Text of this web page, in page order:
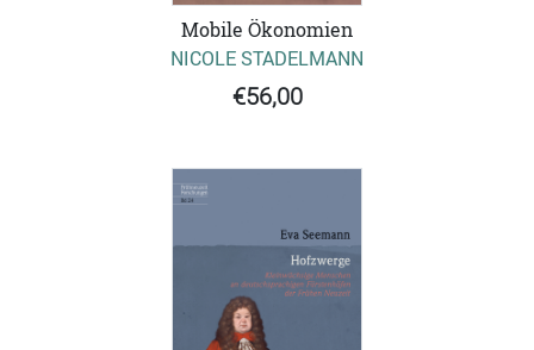
Mobile Ökonomien
NICOLE STADELMANN
€56,00